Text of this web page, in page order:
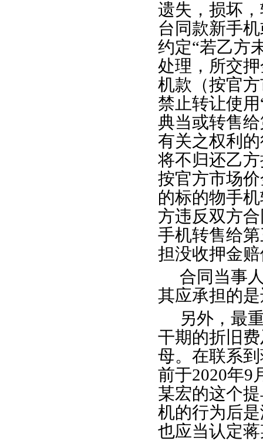
遗失，损坏
台同款新手
约定“若乙方
处理，所交
机款（按官
禁止转让使
典当或转售
有关之权利
将不归还乙
按官方市场
的标的物手
方违反双方
手机转售给
担没收押金
合同当事
其应承担的
另外，最
干期的折旧
母。在联系
前于2020年9
某宏的这个
机的行为后
也应当认定